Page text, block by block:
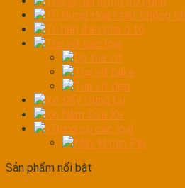
Tủ Đựng Hóa Chất Chống
Tủ hấp đèn pha ô tô
Tua vít các loại
Bộ tua vít
Tua vít bake
Tua vít dẹp
Xe Đẩy Dụng Cụ
Xe Nằm Sửa Xe
YDụng cụ các loại
Máy khoan Pin
Sản phẩm nổi bật